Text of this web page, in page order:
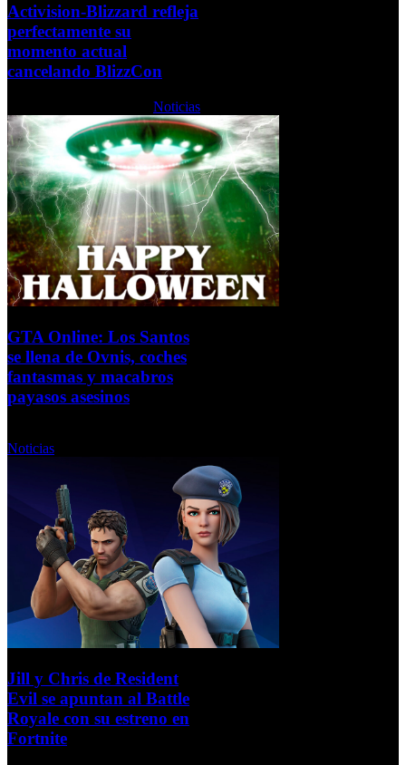
Activision-Blizzard refleja
perfectamente su
momento actual
cancelando BlizzCon
Noticias
GTA Online: Los Santos
se llena de Ovnis, coches
fantasmas y macabros
payasos asesinos
Noticias
Jill y Chris de Resident
Evil se apuntan al Battle
Royale con su estreno en
Fortnite